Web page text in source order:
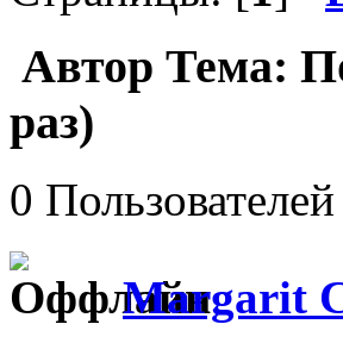
Автор Тема:
раз)
0
Margarit